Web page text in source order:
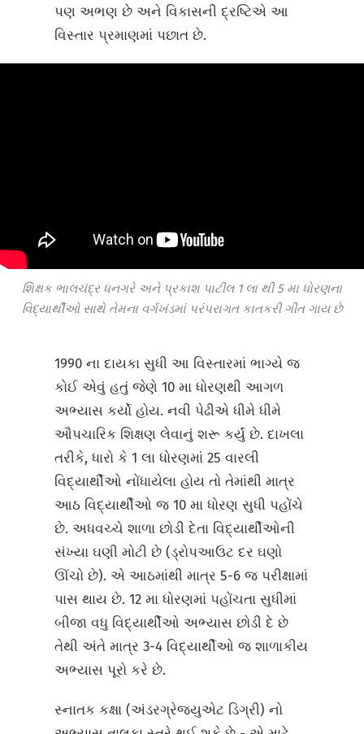
પણ અભણ છે અને વિકાસની દ્રષ્ટિએ આ
વિસ્તાર પ્રમાણમાં પછાત છે.
શિક્ષક ભાલચંદ્ર ધનગરે અને પ્રકાશ પાટીલ 1 લા થી 5 મા ધોરણના
વિદ્યાર્થીઓ સાથે તેમના વર્ગખંડમાં પરંપરાગત કાતકરી ગીત ગાય છે
1990 ના દાયકા સુધી આ વિસ્તારમાં ભાગ્યે જ
કોઈ એવું હતું જેણે 10 મા ધોરણથી આગળ
અભ્યાસ કર્યો હોય. નવી પેઢીએ ધીમે ધીમે
ઔપચારિક શિક્ષણ લેવાનું શરૂ કર્યું છે. દાખલા
તરીકે, ધારો કે 1 લા ધોરણમાં 25 વારલી
વિદ્યાર્થીઓ નોંધાયેલા હોય તો તેમાંથી માત્ર
આઠ વિદ્યાર્થીઓ જ 10 મા ધોરણ સુધી પહોંચે
છે. અધવચ્ચે શાળા છોડી દેતા વિદ્યાર્થીઓની
સંખ્યા ઘણી મોટી છે (ડ્રોપઆઉટ દર ઘણો
ઊંચો છે). એ આઠમાંથી માત્ર 5-6 જ પરીક્ષામાં
પાસ થાય છે. 12 મા ધોરણમાં પહોંચતા સુધીમાં
બીજા વધુ વિદ્યાર્થીઓ અભ્યાસ છોડી દે છે
તેથી અંતે માત્ર 3-4 વિદ્યાર્થીઓ જ શાળાકીય
અભ્યાસ પૂરો કરે છે.
સ્નાતક કક્ષા (અંડરગ્રેજ્યુએટ ડિગ્રી) નો